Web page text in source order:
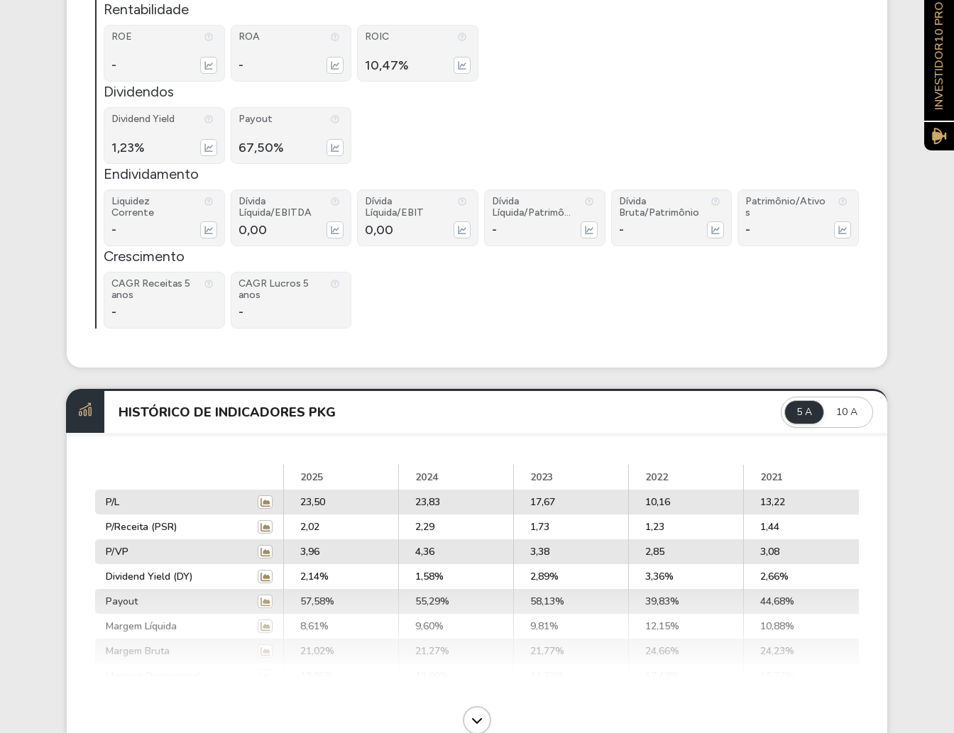
Rentabilidade
ROE
-
ROA
-
ROIC
10,47%
Dividendos
Dividend Yield
1,23%
Payout
67,50%
Endividamento
Liquidez
Corrente
-
Dívida
Líquida/EBITDA
0,00
Dívida
Líquida/EBIT
0,00
Dívida
Líquida/Patrimôni
-
Dívida
Bruta/Patrimônio
-
Patrimônio/Ativo
s
-
Crescimento
CAGR Receitas 5
anos
-
CAGR Lucros 5
anos
-
HISTÓRICO DE INDICADORES PKG 5 A 10 A
2025 2024 2023 2022
2021
P/L
23,50 23,83 17,67 10,16
13,22
P/Receita (PSR)
2,02 2,29 1,73 1,23
1,44
P/VP
3,96 4,36 3,38 2,85
3,08
Dividend Yield (DY)
2,14% 1,58% 2,89% 3,36%
2,66%
Payout
57,58% 55,29% 58,13% 39,83%
44,68%
Margem Líquida
8,61% 9,60% 9,81% 12,15%
10,88%
Margem Bruta
21,02% 21,27% 21,77% 24,66%
24,23%
INVESTIDOR10 PRO